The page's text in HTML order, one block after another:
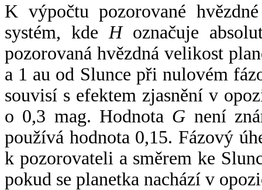
K výpočtu pozorované
systém, kde Hoznačuje
pozorovaná hvězdná velikost
a 1 au od Slunce při nulovém
souvisí s efektem zjasnění v
o 0,3 mag. Hodnota G není
používá hodnota 0,15. Fázový
k pozorovateli a směrem ke
pokud se planetka nachází v